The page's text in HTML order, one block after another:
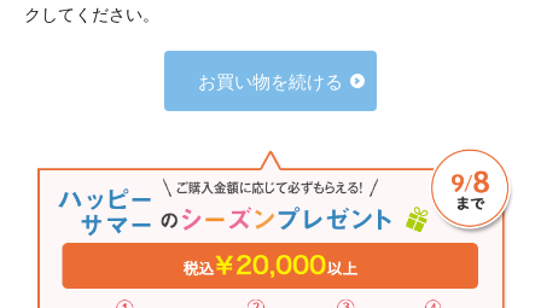
クしてください。
お買い物を続ける